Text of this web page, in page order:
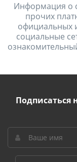
Информация о
прочих
официальных
социальные
Подписаться